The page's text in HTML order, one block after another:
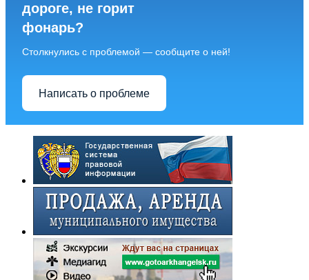
дороге, не горит
фонарь?
Столкнулись с проблемой — сообщите о ней!
Написать о проблеме